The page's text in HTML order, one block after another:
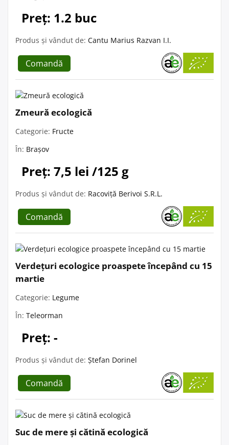
Preț: 1.2 buc
Produs și vândut de: Cantu Marius Razvan I.I.
Comandă
Zmeură ecologică
Categorie: Fructe
În: Brașov
Preț: 7,5 lei /125 g
Produs și vândut de: Racoviță Berivoi S.R.L.
Comandă
Verdețuri ecologice proaspete începând cu 15
martie
Categorie: Legume
În: Teleorman
Preț: -
Produs și vândut de: Ștefan Dorinel
Comandă
Suc de mere și cătină ecologică